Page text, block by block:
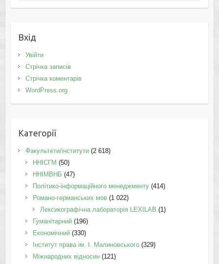
Вхід
Увійти
Стрічка записів
Стрічка коментарів
WordPress.org
Категорії
Факультети/інститути(2 618)
ННІСГМ (50)
ННІМВНБ (47)
Політико-інформаційного менеджменту(414)
Романо-германських мов(1 022)
Лексикографічна лабораторія LEXILAB (1)
Гуманітарний(196)
Економічний(330)
Інститут права ім. І. Малиновського(329)
Міжнародних відносин(121)